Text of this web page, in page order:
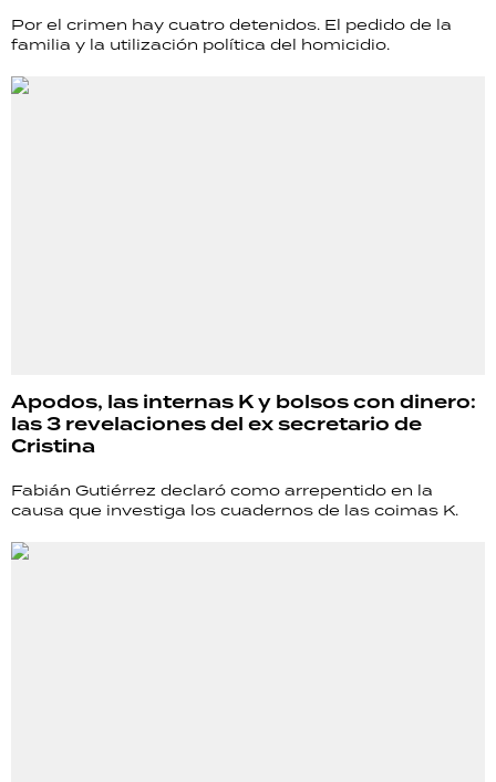
Por el crimen hay cuatro detenidos. El pedido de la
familia y la utilización política del homicidio.
Apodos, las internas K y bolsos con dinero:
las 3 revelaciones del ex secretario de
Cristina
Fabián Gutiérrez declaró como arrepentido en la
causa que investiga los cuadernos de las coimas K.